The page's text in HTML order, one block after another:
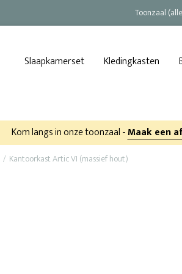
Toonzaal
Slaapkamerset Kledingkasten
Kom langs in onze toonzaal -Maak een
Kantoorkast Artic VI (massief hout)